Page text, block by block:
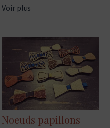
Voir plus
Noeuds papillons